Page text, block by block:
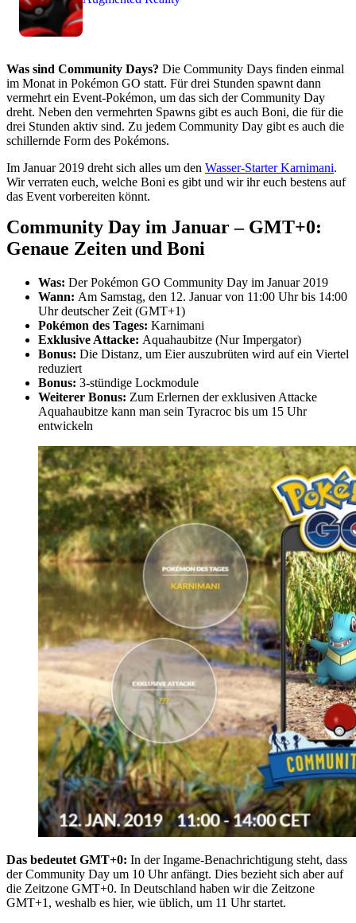
Was sind Community Days? Die Community Days finden einmal
im Monat in Pokémon GO statt. Für drei Stunden spawnt dann
vermehrt ein Event-Pokémon, um das sich der Community Day
dreht. Neben den vermehrten Spawns gibt es auch Boni, die für die
drei Stunden aktiv sind. Zu jedem Community Day gibt es auch die
schillernde Form des Pokémons.
Im Januar 2019 dreht sich alles um den Wasser-Starter Karnimani.
Wir verraten euch, welche Boni es gibt und wir ihr euch bestens auf
das Event vorbereiten könnt.
Community Day im Januar – GMT+0:
Genaue Zeiten und Boni
Was: Der Pokémon GO Community Day im Januar 2019
Wann: Am Samstag, den 12. Januar von 11:00 Uhr bis 14:00
Uhr deutscher Zeit (GMT+1)
Pokémon des Tages: Karnimani
Exklusive Attacke: Aquahaubitze (Nur Impergator)
Bonus: Die Distanz, um Eier auszubrüten wird auf ein Viertel
reduziert
Bonus: 3-stündige Lockmodule
Weiterer Bonus: Zum Erlernen der exklusiven Attacke
Aquahaubitze kann man sein Tyracroc bis um 15 Uhr
entwickeln
Das bedeutet GMT+0: In der Ingame-Benachrichtigung steht, dass
der Community Day um 10 Uhr anfängt. Dies bezieht sich aber auf
die Zeitzone GMT+0. In Deutschland haben wir die Zeitzone
GMT+1, weshalb es hier, wie üblich, um 11 Uhr startet.